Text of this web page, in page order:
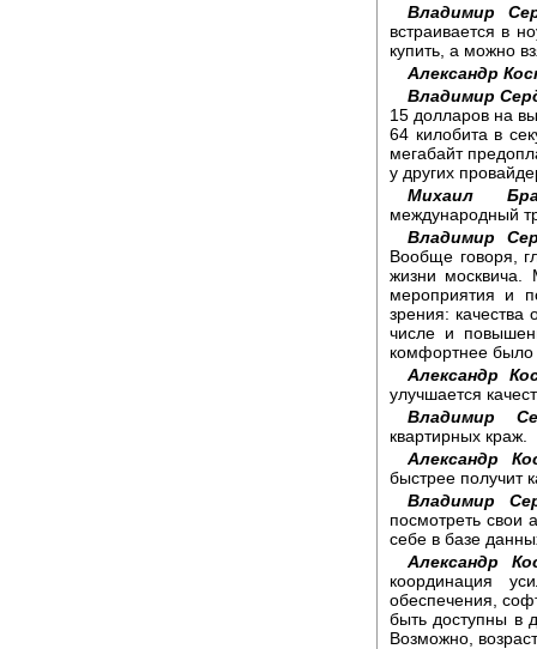
Владимир
встраивается в
купить, а можно
Александр
Владимир
15 долларов на
64 килобита в
мегабайт
у других
Михаил
международный
Владимир
Вообще говоря,
жизни москвича.
мероприятия и
зрения:
числе и
комфортнее было
Александр
улучшается
Владимир
квартирных краж.
Александр
быстрее получит
Владимир
посмотреть свои
себе в базе
Александр
координация
обеспечения,
быть доступны в
Возможно,